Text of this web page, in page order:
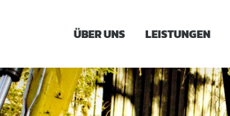
ÜBER UNS LEISTUNGEN